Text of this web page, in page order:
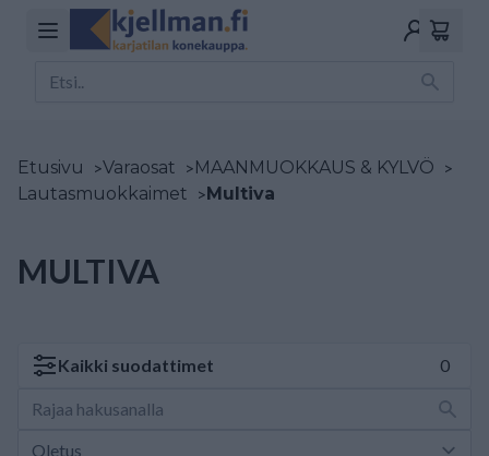
Etusivu >Varaosat >MAANMUOKKAUS & KYLVÖ >
Lautasmuokkaimet >Multiva
MULTIVA
Kaikki suodattimet 0